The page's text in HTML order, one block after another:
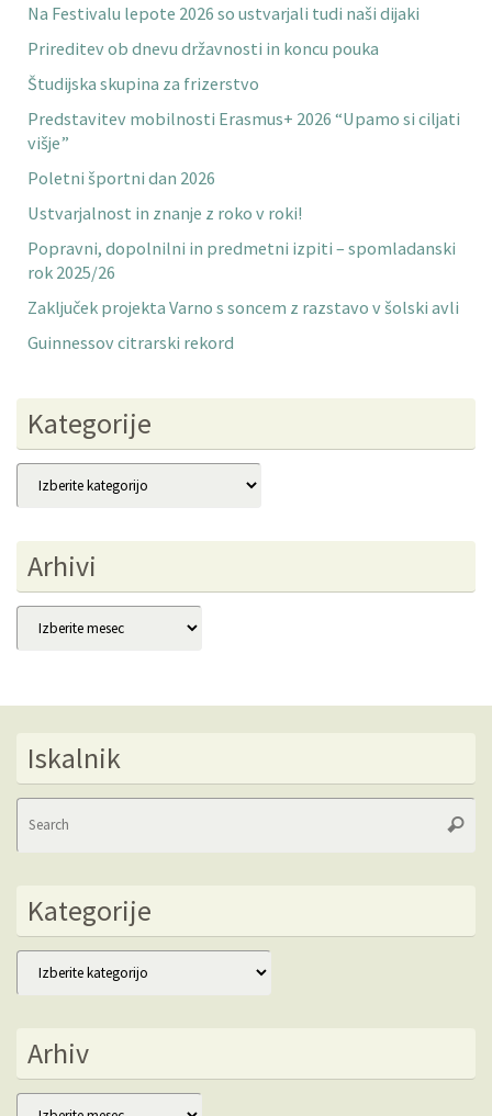
Na Festivalu lepote 2026 so ustvarjali tudi naši dijaki
Prireditev ob dnevu državnosti in koncu pouka
Študijska skupina za frizerstvo
Predstavitev mobilnosti Erasmus+ 2026 “Upamo si ciljati
višje”
Poletni športni dan 2026
Ustvarjalnost in znanje z roko v roki!
Popravni, dopolnilni in predmetni izpiti – spomladanski
rok 2025/26
Zaključek projekta Varno s soncem z razstavo v šolski avli
Guinnessov citrarski rekord
Kategorije
Kategorije
Arhivi
Arhivi
Iskalnik
Kategorije
Kategorije
Arhiv
Arhiv